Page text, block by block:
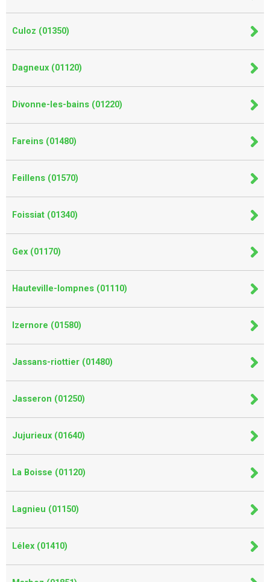
Culoz (01350)
Dagneux (01120)
Divonne-les-bains (01220)
Fareins (01480)
Feillens (01570)
Foissiat (01340)
Gex (01170)
Hauteville-lompnes (01110)
Izernore (01580)
Jassans-riottier (01480)
Jasseron (01250)
Jujurieux (01640)
La Boisse (01120)
Lagnieu (01150)
Lélex (01410)